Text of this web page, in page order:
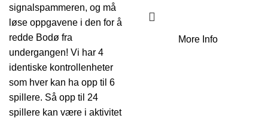
signalspammeren, og må
løse oppgavene i den for å
redde Bodø fra
undergangen! Vi har 4
identiske kontrollenheter
som hver kan ha opp til 6
spillere. Så opp til 24
spillere kan være i aktivitet
More Info